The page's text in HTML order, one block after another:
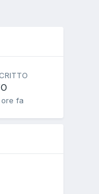
ore fa